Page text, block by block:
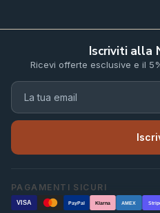
Iscriviti alla
Ricevi offerte esclusive e il
PAGAMENTI SICURI
VISA PayPal Klarna AMEX